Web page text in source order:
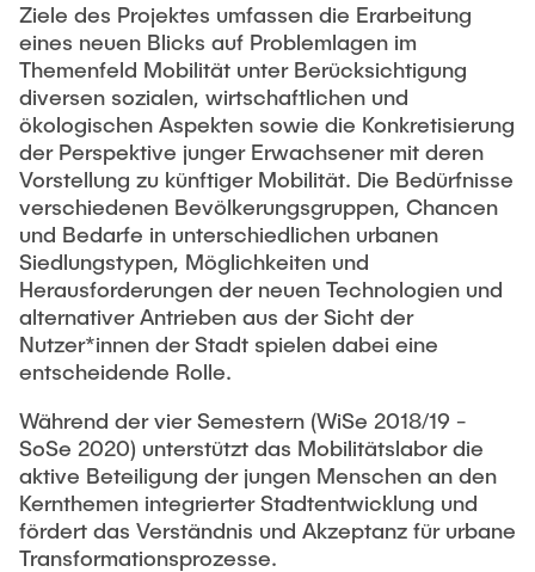
Ziele des Projektes umfassen die Erarbeitung
eines neuen Blicks auf Problemlagen im
Themenfeld Mobilität unter Berücksichtigung
diversen sozialen, wirtschaftlichen und
ökologischen Aspekten sowie die Konkretisierung
der Perspektive junger Erwachsener mit deren
Vorstellung zu künftiger Mobilität. Die Bedürfnisse
verschiedenen Bevölkerungsgruppen, Chancen
und Bedarfe in unterschiedlichen urbanen
Siedlungstypen, Möglichkeiten und
Herausforderungen der neuen Technologien und
alternativer Antrieben aus der Sicht der
Nutzer*innen der Stadt spielen dabei eine
entscheidende Rolle.
Während der vier Semestern (WiSe 2018/19 -
SoSe 2020) unterstützt das Mobilitätslabor die
aktive Beteiligung der jungen Menschen an den
Kernthemen integrierter Stadtentwicklung und
fördert das Verständnis und Akzeptanz für urbane
Transformationsprozesse.